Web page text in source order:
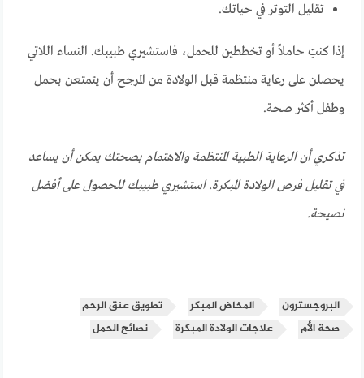
تقليل التوتر في حياتك.
إذا كنتِ حاملاً أو تخططين للحمل، فاستشيري طبيبك. النساء اللاتي
يحصلن على رعاية منتظمة قبل الولادة من المرجح أن يتمتعن بحمل
وطفل أكثر صحة.
تذكري أن الرعاية الطبية المنتظمة والاهتمام بصحتك يمكن أن يساعد
في تقليل فرص الولادة المبكرة. استشيري طبيبك للحصول على أفضل
نصيحة.
البروجسترون المخاض المبكر
تطويق عنق الرحم
صحة الأم
علاجات الولادة المبكرة نصائح الحمل